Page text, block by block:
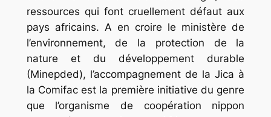
ressources qui font cruellement défaut aux
pays africains. A en croire le ministère de
l’environnement, de la protection de la
nature et du développement durable
(Minepded), l’accompagnement de la Jica à
la Comifac est la première initiative du genre
que l’organisme de coopération nippon